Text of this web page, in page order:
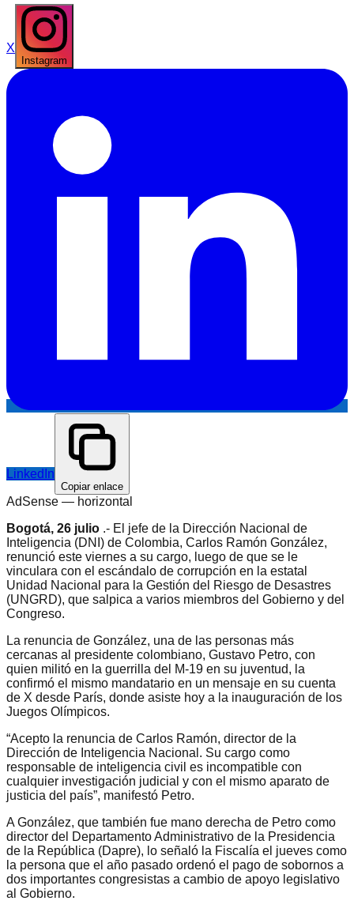
X
Instagram
LinkedIn
Copiar enlace
AdSense — horizontal
Bogotá, 26 julio .- El jefe de la Dirección Nacional de
Inteligencia (DNI) de Colombia, Carlos Ramón González,
renunció este viernes a su cargo, luego de que se le
vinculara con el escándalo de corrupción en la estatal
Unidad Nacional para la Gestión del Riesgo de Desastres
(UNGRD), que salpica a varios miembros del Gobierno y del
Congreso.
La renuncia de González, una de las personas más
cercanas al presidente colombiano, Gustavo Petro, con
quien militó en la guerrilla del M-19 en su juventud, la
confirmó el mismo mandatario en un mensaje en su cuenta
de X desde París, donde asiste hoy a la inauguración de los
Juegos Olímpicos.
“Acepto la renuncia de Carlos Ramón, director de la
Dirección de Inteligencia Nacional. Su cargo como
responsable de inteligencia civil es incompatible con
cualquier investigación judicial y con el mismo aparato de
justicia del país”, manifestó Petro.
A González, que también fue mano derecha de Petro como
director del Departamento Administrativo de la Presidencia
de la República (Dapre), lo señaló la Fiscalía el jueves como
la persona que el año pasado ordenó el pago de sobornos a
dos importantes congresistas a cambio de apoyo legislativo
al Gobierno.